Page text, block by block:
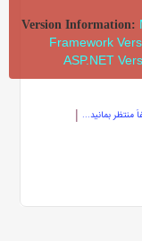
بمانید...
Version Information:
Framework
ASP.NET